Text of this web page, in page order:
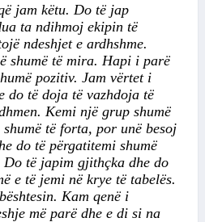
jam këtu. Do të jap
ta ndihmoj ekipin të
ndeshjet e ardhshme.
shumë të mira. Hapi i parë
pozitiv. Jam vërtet i
do të doja të vazhdoja të
Kemi një grup shumë
të forta, por unë besoj
do të përgatitemi shumë
Do të japim gjithçka dhe do
e të jemi në krye të tabelës.
Kam qenë i
më parë dhe e di si na